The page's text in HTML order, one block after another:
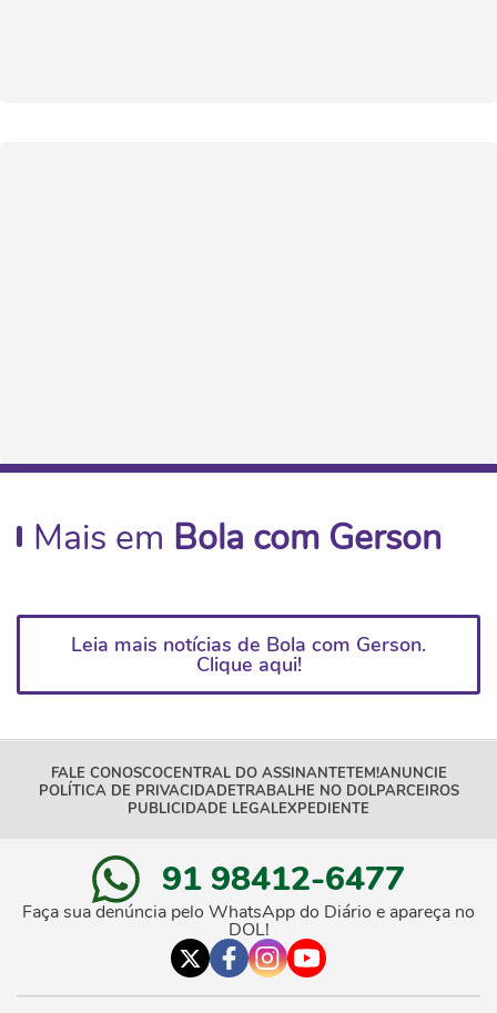
Mais em Bola com Gerson
Leia mais notícias de Bola com Gerson.
Clique aqui!
FALE CONOSCOCENTRAL DO ASSINANTETEM!ANUNCIE
POLÍTICA DE PRIVACIDADETRABALHE NO DOLPARCEIROS
PUBLICIDADE LEGALEXPEDIENTE
91 98412-6477
Faça sua denúncia pelo WhatsApp do Diário e apareça no
DOL!